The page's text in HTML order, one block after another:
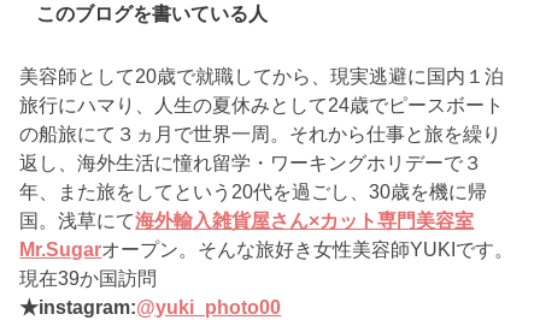
このブログを書いている人
美容師として20歳で就職してから、現実逃避に国内１泊
旅行にハマり、人生の夏休みとして24歳でピースボート
の船旅にて３ヵ月で世界一周。それから仕事と旅を繰り
返し、海外生活に憧れ留学・ワーキングホリデーで３
年、また旅をしてという20代を過ごし、30歳を機に帰
国。浅草にて海外輸入雑貨屋さん×カット専門美容室
Mr.Sugarオープン。そんな旅好き女性美容師YUKIです。
現在39か国訪問
★instagram:@yuki_photo00